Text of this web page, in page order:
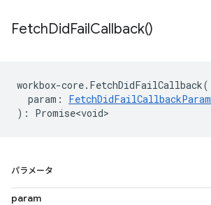
FetchDidFailCallback()
workbox-core. FetchDidFailCallback(
param : FetchDidFailCallbackParam
) : Promise<void>
パラメータ
param